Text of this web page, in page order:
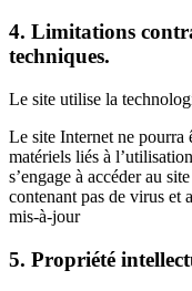
4. Limitations
techniques.
Le site utilise la
Le site Internet ne pourra
matériels liés à
s’engage à accéder au
contenant pas de virus et
mis-à-jour
5. Propriété